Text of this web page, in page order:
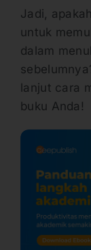
Jadi,
untuk
dalam
lanjut cara
buku Anda!